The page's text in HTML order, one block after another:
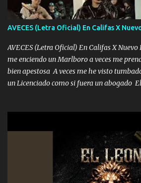
contigo fui muy feliz a lo mejor no lloró
adoro
AVECES (Letra Oficial) En Califas X
AVECES (Letra Oficial) En Califas X
me enciendo un Marlboro a veces me
bien apestosa A veces me he visto
un Licenciado como si fuera un abogado El
corriente no quieren verte subir de level
A veces me pongo un sombrero a veces
con la mirada siempre en alto A veces me
me fajó una Glock siempre armado todas
traigo El chiste es que hago lo que quiero